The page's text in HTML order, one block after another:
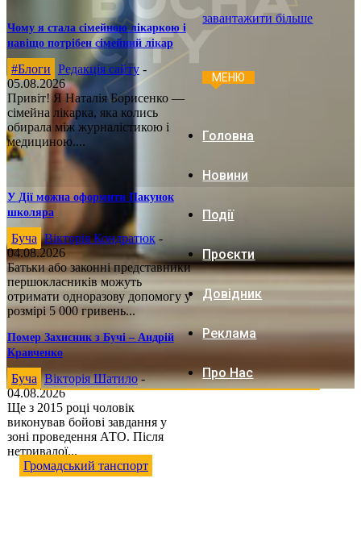
Чому я стала сімейною лікаркою і
навіщо потрібен сімейний лікар
#Блоги Редакція сайту -
05.08.2026
Привіт! Я Наталія Борисенко —
сімейна лікарка, яка колись
обирала між журналістикою і
медициною....
У Дії можна оформити Пакунок
школяра
Буча Вікторія Кондратюк -
04.08.2026
Батьки або законні представники
першокласників можуть
отримати одноразову допомогу у
розмірі 5 000 гривень...
Помер Захисник з Бучі – Андрій
Кравченко
Буча Вікторія Шатило -
04.08.2026
Ще з 2015 році чоловік
виконував бойові завдання у
зоні проведення АТО. Після
нетривалої...
Громадський танспорт
завантажити більше
МЕНЮ
Головна
Новини
Події
Проєкти
Довідник
Реклама
Про Нас